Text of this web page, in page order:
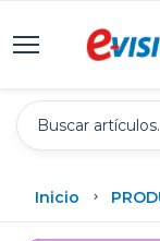
Inicio